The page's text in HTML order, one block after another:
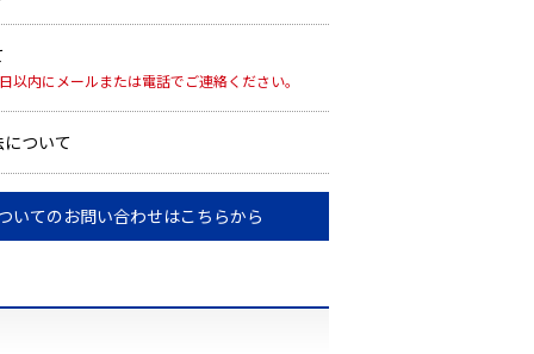
以内にメールまたは電話でご連絡ください。
ついて
いてのお問い合わせはこちらから